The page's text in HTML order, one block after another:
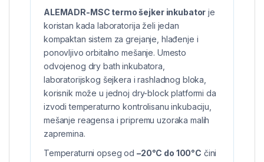
ALEMADR-MSC termo šejker inkubator je
koristan kada laboratorija želi jedan
kompaktan sistem za grejanje, hlađenje i
ponovljivo orbitalno mešanje. Umesto
odvojenog dry bath inkubatora,
laboratorijskog šejkera i rashladnog bloka,
korisnik može u jednoj dry-block platformi da
izvodi temperaturno kontrolisanu inkubaciju,
mešanje reagensa i pripremu uzoraka malih
zapremina.
Temperaturni opseg od –20°C do 100°C čini